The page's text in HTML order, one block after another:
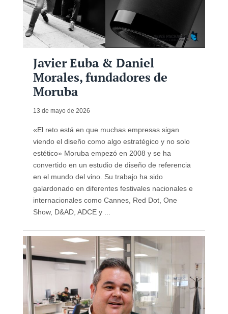
Javier Euba & Daniel
Morales, fundadores de
Moruba
13 de mayo de 2026
«El reto está en que muchas empresas sigan
viendo el diseño como algo estratégico y no solo
estético» Moruba empezó en 2008 y se ha
convertido en un estudio de diseño de referencia
en el mundo del vino. Su trabajo ha sido
galardonado en diferentes festivales nacionales e
internacionales como Cannes, Red Dot, One
Show, D&AD, ADCE y ...